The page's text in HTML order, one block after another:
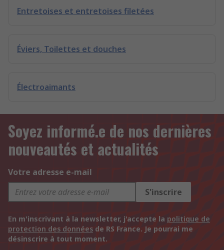
Entretoises et entretoises filetées
Éviers, Toilettes et douches
Électroaimants
Soyez informé.e de nos dernières
nouveautés et actualités
Votre adresse e-mail
S'inscrire
En m'inscrivant à la newsletter, j'accepte la politique de
protection des données de RS France. Je pourrai me
désinscrire à tout moment.